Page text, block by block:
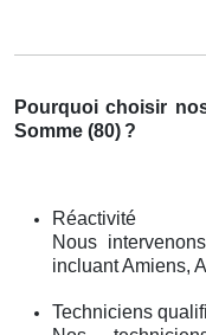
Pourquoi choisir
Somme (80) ?
Réactivité
Nous
incluant Amiens,
Techniciens